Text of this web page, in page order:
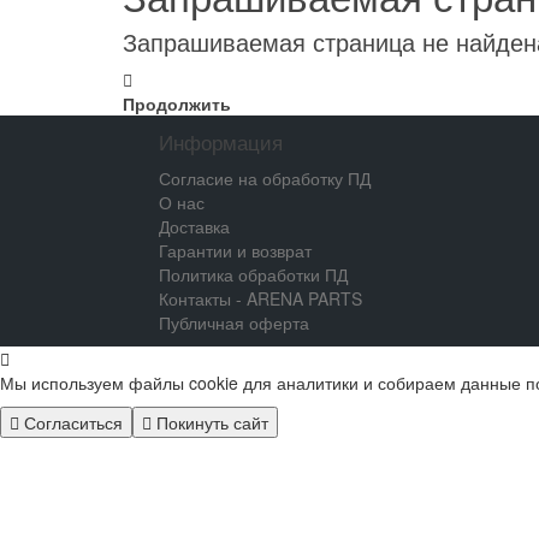
Запрашиваемая страница не
Продолжить
Информация
Согласие на обработку ПД
О нас
Доставка
Гарантии и возврат
Политика обработки ПД
Контакты - ARENA PARTS
Публичная оферта
Мы используем файлы cookie для аналитики и собираем данные
Согласиться
Покинуть сайт